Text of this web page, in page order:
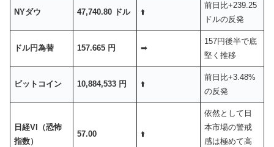
NYダウ 47,740.80 ドル ⬆️
前日比+239.25
ドルの反発
ドル円為替 157.665 円 ➡︎
157円後半で底
堅く推移
ビットコイン 10,884,533 円 ⬆️
前日比+3.48%
の反発
日経VI（恐怖
指数）
57.00 ⬆️
依然として日
本市場の警戒
感は極めて高